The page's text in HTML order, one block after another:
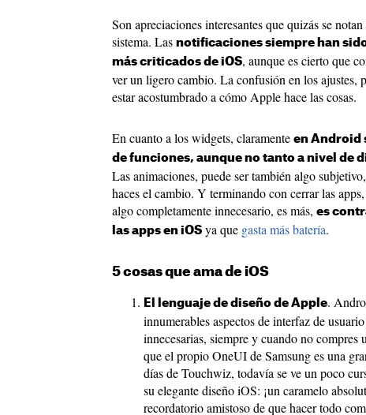
Son apreciaciones interesantes que quizás se
sistema. Las notificaciones siempre han
más criticados de iOS, aunque es cierto que
ver un ligero cambio. La confusión en los ajustes,
estar acostumbrado a cómo Apple hace las cosas.
En cuanto a los widgets, claramente en Android
de funciones, aunque no tanto a nivel de
Las animaciones, puede ser también algo
haces el cambio. Y terminando con cerrar las
algo completamente innecesario, es más, es
las apps en iOS ya que gasta más batería.
5 cosas que ama de iOS
El lenguaje de diseño de Apple.
innumerables aspectos de interfaz de
innecesarias, siempre y cuando no
que el propio OneUI de Samsung es una
días de Touchwiz, todavía se ve un poco
su elegante diseño iOS: ¡un caramelo
recordatorio amistoso de que hacer todo